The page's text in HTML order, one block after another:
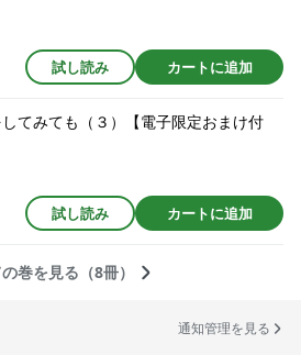
試し読み カートに追加
てみても（３）【電子限定おまけ付
試し読み カートに追加
巻を見る（8冊）
通知管理を見る